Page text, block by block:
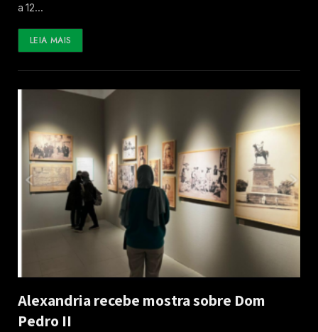
a 12…
LEIA MAIS
Alexandria recebe mostra sobre Dom
Pedro II